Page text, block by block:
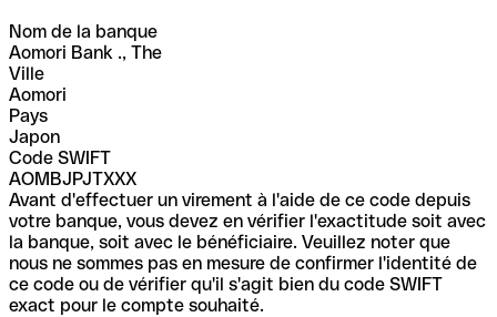
Nom de la banque
Aomori Bank ., The
Ville
Aomori
Pays
Japon
Code SWIFT
AOMBJPJTXXX
Avant d'effectuer un virement à l'aide de ce code depuis
votre banque, vous devez en vérifier l'exactitude soit avec
la banque, soit avec le bénéficiaire. Veuillez noter que
nous ne sommes pas en mesure de confirmer l'identité de
ce code ou de vérifier qu'il s'agit bien du code SWIFT
exact pour le compte souhaité.